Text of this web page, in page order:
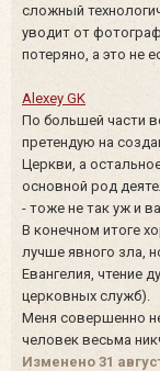
сложный
уводит от
потеряно, а это не
Alexey GK
По большей части
претендую на
Церкви, а
основной род
- тоже не так уж и
В конечном итоге
лучше явного зла,
Евангелия, чтение
церковных служб).
Меня совершенно
человек весьма
Изменено 31